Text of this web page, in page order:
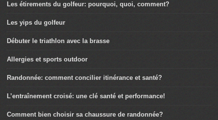
Les étirements du golfeur: pourquoi, quoi, comment?
Les yips du golfeur
Débuter le triathlon avec la brasse
Allergies et sports outdoor
Randonnée: comment concilier itinérance et santé?
L’entraînement croisé: une clé santé et performance!
Comment bien choisir sa chaussure de randonnée?